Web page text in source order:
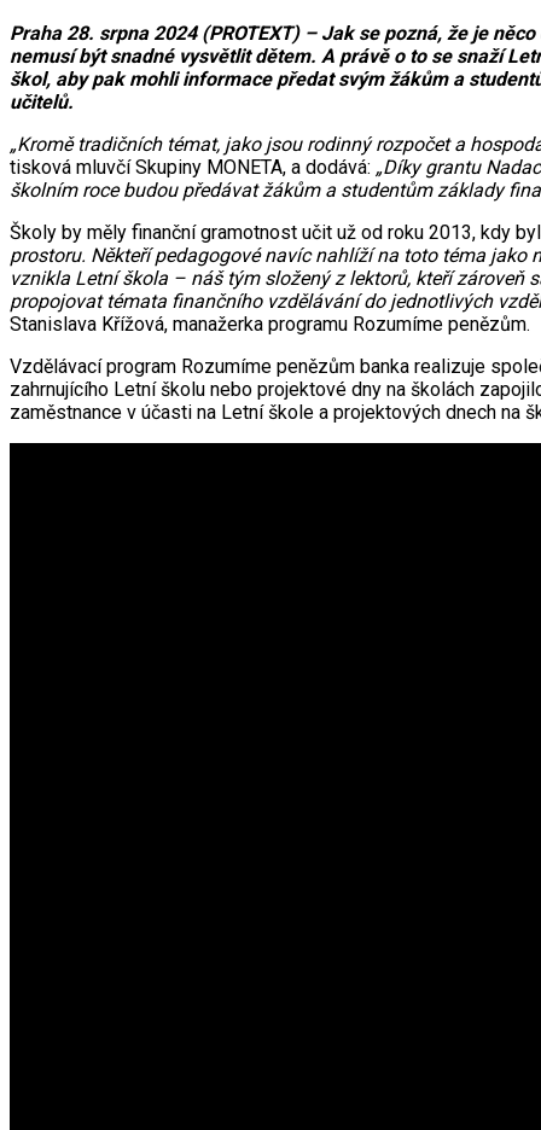
Praha 28. srpna 2024 (PROTEXT) – Jak se pozná, že je
nemusí být snadné vysvětlit dětem. A právě o to se snaží
škol, aby pak mohli informace předat svým žákům a
učitelů.
„Kromě tradičních témat, jako jsou rodinný rozpočet a
tisková mluvčí Skupiny MONETA, a dodává: „Díky grantu
školním roce budou předávat žákům a studentům základy
Školy by měly finanční gramotnost učit už od roku 2013, kdy
prostoru. Někteří pedagogové navíc nahlíží na toto téma jako
vznikla Letní škola – náš tým složený z lektorů, kteří zároveň
propojovat témata finančního vzdělávání do jednotlivých
Stanislava Křížová, manažerka programu Rozumíme penězům.
Vzdělávací program Rozumíme penězům banka realizuje
zahrnujícího Letní školu nebo projektové dny na školách
zaměstnance v účasti na Letní škole a projektových dnech na